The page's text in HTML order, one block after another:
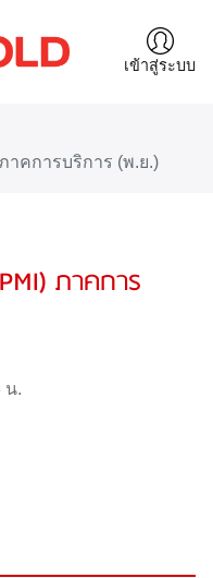
เข้าสู่ระบบ
าคการบริการ (พ.ย.)
ภาคการ
น.